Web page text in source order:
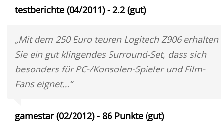
testberichte (04/2011) - 2.2 (gut)
„Mit dem 250 Euro teuren Logitech Z906 erhalten
Sie ein gut klingendes Surround-Set, dass sich
besonders für PC-/Konsolen-Spieler und Film-
Fans eignet…“
gamestar (02/2012) - 86 Punkte (gut)